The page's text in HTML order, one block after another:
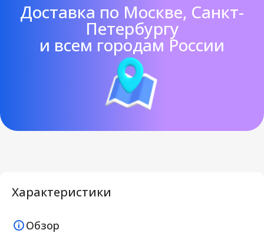
Доставка по Москве, Санкт-
Петербургу
и всем городам России
Характеристики
Обзор